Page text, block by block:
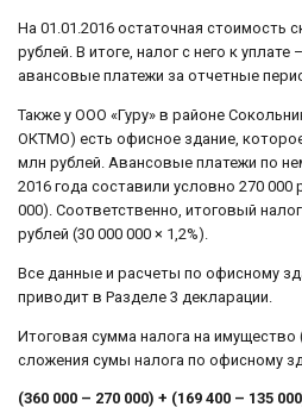
На 01.01.2016 остаточная стоимость
рублей. В итоге, налог с него к уплате
авансовые платежи за отчетные
Также у ООО «Гуру» в районе
ОКТМО) есть офисное здание,
млн рублей. Авансовые платежи по
2016 года составили условно 270 000
000). Соответственно, итоговый
рублей (30 000 000 × 1,2%).
Все данные и расчеты по офисному
приводит в Разделе 3 декларации.
Итоговая сумма налога на имущество
сложения сумы налога по офисному
(360 000 – 270 000) + (169 400 – 135